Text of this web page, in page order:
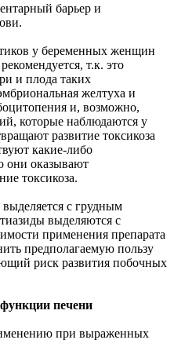
барьер и
у беременных женщин
т.к. это
и плода таких
желтуха и
и, возможно,
которые наблюдаются у
развитие токсикоза
какие-либо
они оказывают
токсикоза.
с грудным
выделяются с
применения препарата
предполагаемую пользу
риск развития побочных
печени
при выраженных